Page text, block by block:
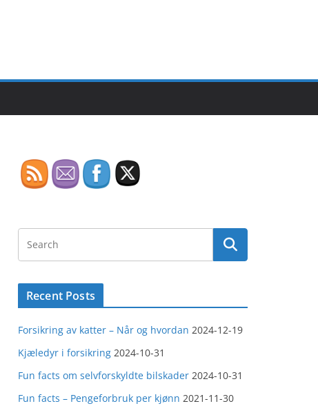
Recent Posts
Forsikring av katter – Når og hvordan 2024-12-19
Kjæledyr i forsikring 2024-10-31
Fun facts om selvforskyldte bilskader 2024-10-31
Fun facts – Pengeforbruk per kjønn 2021-11-30